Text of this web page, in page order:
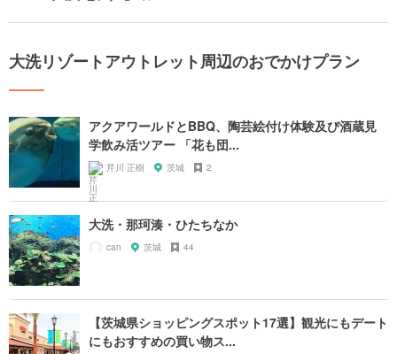
大洗リゾートアウトレット周辺のおでかけプラン
アクアワールドとBBQ、陶芸絵付け体験及び酒蔵見
学飲み活ツアー 「花も団...
芹川 正樹 茨城 2
大洗・那珂湊・ひたちなか
can 茨城 44
【茨城県ショッピングスポット17選】観光にもデート
にもおすすめの買い物ス...